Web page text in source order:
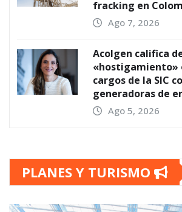
fracking en
Ago 7, 2026
Acolgen califica
«hostigamiento»
cargos de la SIC
generadoras de
Ago 5, 2026
PLANES Y TURISMO